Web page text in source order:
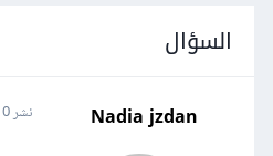
السؤال
Nadia jzdan نشر10